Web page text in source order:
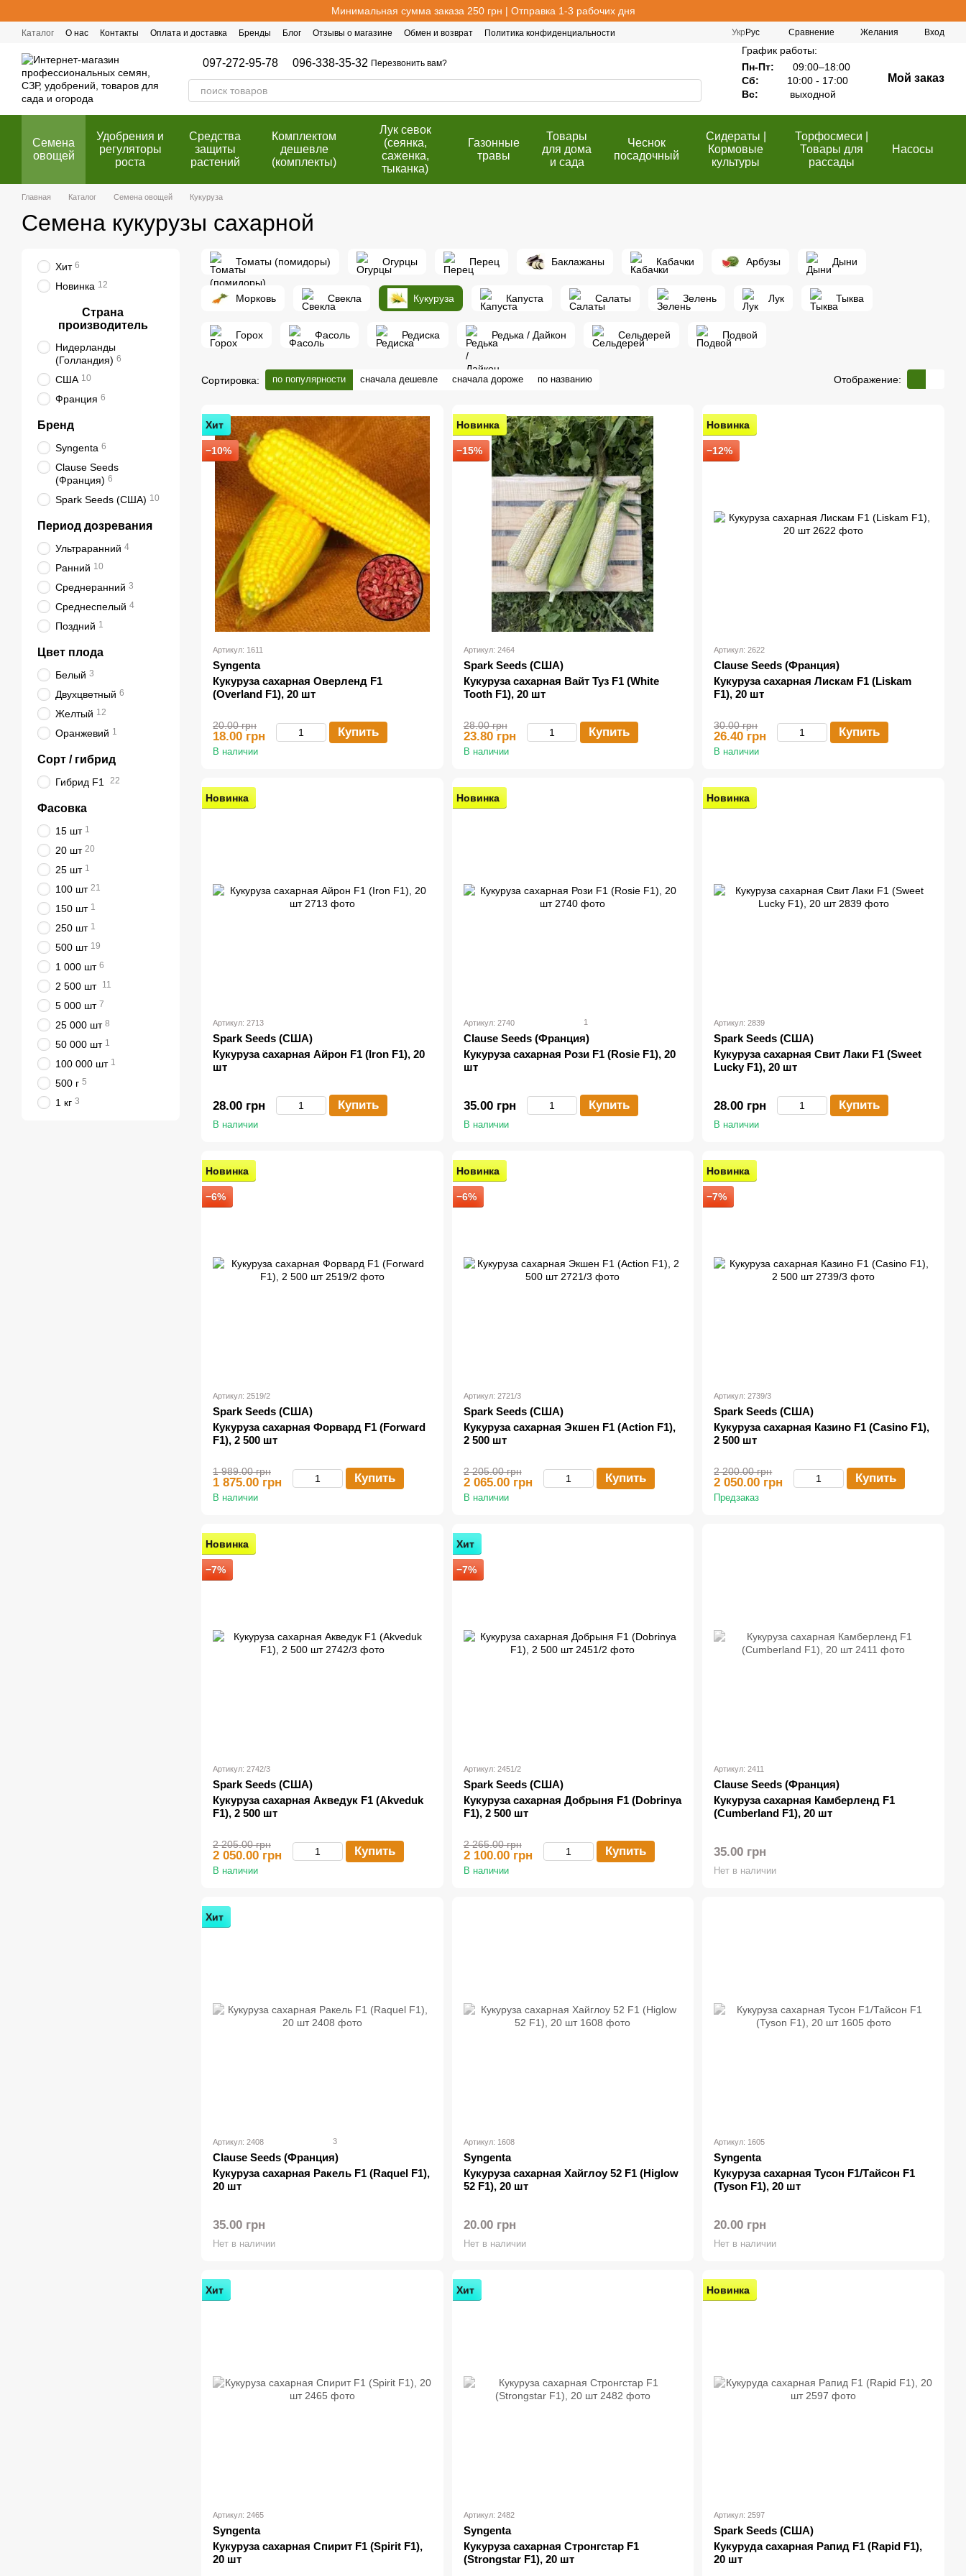
Минимальная сумма заказа 250 грн | Отправка 1-3 рабочих дня
Каталог О нас Контакты Оплата и доставка Бренды Блог Отзывы о магазине Обмен и возврат
Политика конфиденциальности
Укр Рус Сравнение Желания Вход
097-272-95-78 096-338-35-32 Перезвонить вам?
График работы:
Пн-Пт:
09:00–18:00
Сб:
10:00 - 17:00
Вс:
выходной
Мой заказ
Семена
овощей
Удобрения и
регуляторы
роста
Cредства
защиты
растений
Комплектом
дешевле
(комплекты)
Лук севок
(сеянка,
саженка,
тыканка)
Газонные
травы
Товары
для дома
и сада
Чеснок
посадочный
Сидераты |
Кормовые
культуры
Торфосмеси |
Товары для
рассады
Насосы
Главная Каталог Семена овощей Кукуруза
Семена кукурузы сахарной
Томаты (помидоры) Огурцы Перец Баклажаны Кабачки Арбузы Дыни
Морковь Свекла Кукуруза Капуста Салаты Зелень Лук Тыква
Горох Фасоль Редиска Редька / Дайкон Сельдерей Подвой
Сортировка: по популярности сначала дешевле сначала дороже по названию Отображение:
Хит
−10%
Артикул: 1611
Syngenta
Кукуруза сахарная Оверленд F1
(Overland F1), 20 шт
20.00 грн
18.00 грн Купить
В наличии
Новинка
−15%
Артикул: 2464
Spark Seeds (США)
Кукуруза сахарная Вайт Туз F1 (White
Tooth F1), 20 шт
28.00 грн
23.80 грн Купить
В наличии
Новинка
−12%
Артикул: 2622
Clause Seeds (Франция)
Кукуруза сахарная Лискам F1 (Liskam
F1), 20 шт
30.00 грн
26.40 грн Купить
В наличии
Новинка
Артикул: 2713
Spark Seeds (США)
Кукуруза сахарная Айрон F1 (Iron F1), 20
шт
28.00 грн Купить
В наличии
Новинка
Артикул: 2740 1
Clause Seeds (Франция)
Кукуруза сахарная Рози F1 (Rosie F1), 20
шт
35.00 грн Купить
В наличии
Новинка
Артикул: 2839
Spark Seeds (США)
Кукуруза сахарная Свит Лаки F1 (Sweet
Lucky F1), 20 шт
28.00 грн Купить
В наличии
Новинка
−6%
Артикул: 2519/2
Spark Seeds (США)
Кукуруза сахарная Форвард F1 (Forward
F1), 2 500 шт
1 989.00 грн
1 875.00 грн Купить
В наличии
Новинка
−6%
Артикул: 2721/3
Spark Seeds (США)
Кукуруза сахарная Экшен F1 (Action F1),
2 500 шт
2 205.00 грн
2 065.00 грн Купить
В наличии
Новинка
−7%
Артикул: 2739/3
Spark Seeds (США)
Кукуруза сахарная Казино F1 (Casino F1),
2 500 шт
2 200.00 грн
2 050.00 грн Купить
Предзаказ
Новинка
−7%
Артикул: 2742/3
Spark Seeds (США)
Кукуруза сахарная Акведук F1 (Akveduk
F1), 2 500 шт
2 205.00 грн
2 050.00 грн Купить
В наличии
Хит
−7%
Артикул: 2451/2
Spark Seeds (США)
Кукуруза сахарная Добрыня F1 (Dobrinya
F1), 2 500 шт
2 265.00 грн
2 100.00 грн Купить
В наличии
Артикул: 2411
Clause Seeds (Франция)
Кукуруза сахарная Камберленд F1
(Cumberland F1), 20 шт
35.00 грн
Нет в наличии
Хит
Артикул: 2408 3
Clause Seeds (Франция)
Кукуруза сахарная Ракель F1 (Raquel F1),
20 шт
35.00 грн
Нет в наличии
Артикул: 1608
Syngenta
Кукуруза сахарная Хайглоу 52 F1 (Higlow
52 F1), 20 шт
20.00 грн
Нет в наличии
Артикул: 1605
Syngenta
Кукуруза сахарная Тусон F1/Тайсон F1
(Tyson F1), 20 шт
20.00 грн
Нет в наличии
Хит
Артикул: 2465
Syngenta
Кукуруза сахарная Спирит F1 (Spirit F1),
20 шт
Хит
Артикул: 2482
Syngenta
Кукуруза сахарная Стронгстар F1
(Strongstar F1), 20 шт
Новинка
Артикул: 2597
Spark Seeds (США)
Кукуруда сахарная Рапид F1 (Rapid F1),
20 шт
Хит 6
Новинка 12
Страна
производитель
Нидерланды
(Голландия) 6
США 10
Франция 6
Бренд
Syngenta 6
Clause Seeds
(Франция) 6
Spark Seeds (США) 10
Период дозревания
Ультраранний 4
Ранний 10
Среднеранний 3
Среднеспелый 4
Поздний 1
Цвет плода
Белый 3
Двухцветный 6
Желтый 12
Оранжевий 1
Сорт / гибрид
Гибрид F1 22
Фасовка
15 шт 1
20 шт 20
25 шт 1
100 шт 21
150 шт 1
250 шт 1
500 шт 19
1 000 шт 6
2 500 шт 11
5 000 шт 7
25 000 шт 8
50 000 шт 1
100 000 шт 1
500 г 5
1 кг 3